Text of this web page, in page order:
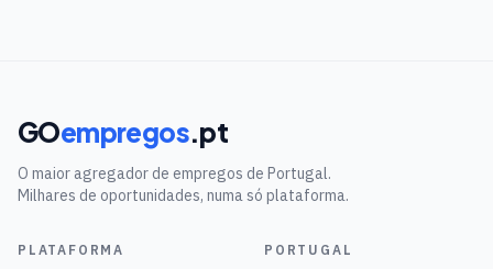
GOempregos.pt
O maior agregador de empregos de Portugal.
Milhares de oportunidades, numa só plataforma.
PLATAFORMA PORTUGAL